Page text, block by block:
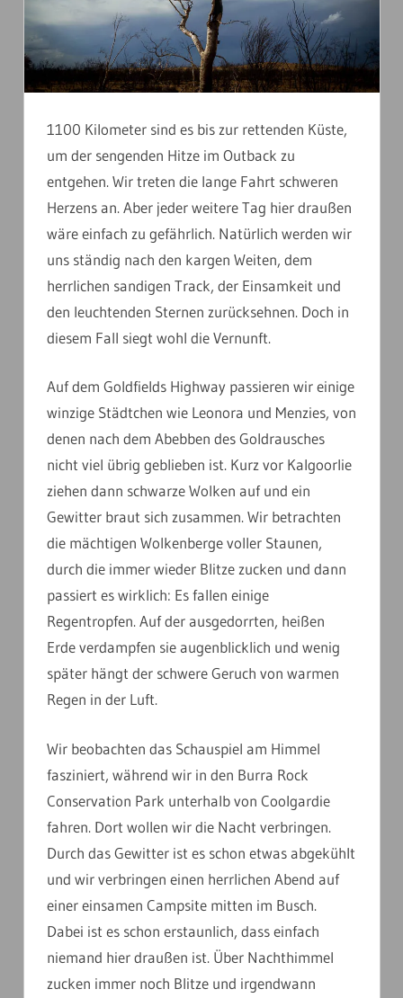
1100 Kilometer sind es bis zur rettenden Küste,
um der sengenden Hitze im Outback zu
entgehen. Wir treten die lange Fahrt schweren
Herzens an. Aber jeder weitere Tag hier draußen
wäre einfach zu gefährlich. Natürlich werden wir
uns ständig nach den kargen Weiten, dem
herrlichen sandigen Track, der Einsamkeit und
den leuchtenden Sternen zurücksehnen. Doch in
diesem Fall siegt wohl die Vernunft.
Auf dem Goldfields Highway passieren wir einige
winzige Städtchen wie Leonora und Menzies, von
denen nach dem Abebben des Goldrausches
nicht viel übrig geblieben ist. Kurz vor Kalgoorlie
ziehen dann schwarze Wolken auf und ein
Gewitter braut sich zusammen. Wir betrachten
die mächtigen Wolkenberge voller Staunen,
durch die immer wieder Blitze zucken und dann
passiert es wirklich: Es fallen einige
Regentropfen. Auf der ausgedorrten, heißen
Erde verdampfen sie augenblicklich und wenig
später hängt der schwere Geruch von warmen
Regen in der Luft.
Wir beobachten das Schauspiel am Himmel
fasziniert, während wir in den Burra Rock
Conservation Park unterhalb von Coolgardie
fahren. Dort wollen wir die Nacht verbringen.
Durch das Gewitter ist es schon etwas abgekühlt
und wir verbringen einen herrlichen Abend auf
einer einsamen Campsite mitten im Busch.
Dabei ist es schon erstaunlich, dass einfach
niemand hier draußen ist. Über Nachthimmel
zucken immer noch Blitze und irgendwann